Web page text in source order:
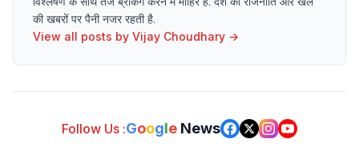
की खबरों पर पैनी नजर रहती है.
View all posts by Vijay Choudhary →
Follow Us :Google News